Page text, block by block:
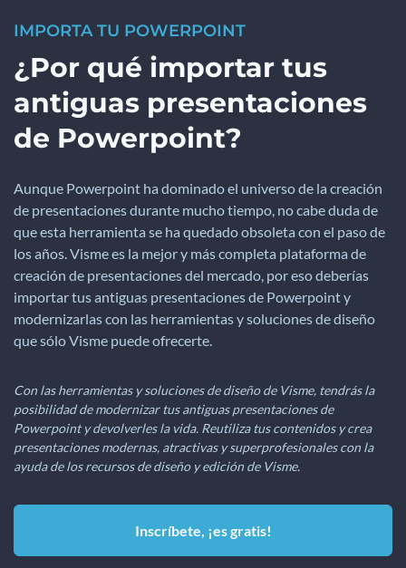
IMPORTA TU POWERPOINT
¿Por qué importar tus
antiguas presentaciones
de Powerpoint?
Aunque Powerpoint ha dominado el universo de la creación
de presentaciones durante mucho tiempo, no cabe duda de
que esta herramienta se ha quedado obsoleta con el paso de
los años. Visme es la mejor y más completa plataforma de
creación de presentaciones del mercado, por eso deberías
importar tus antiguas presentaciones de Powerpoint y
modernizarlas con las herramientas y soluciones de diseño
que sólo Visme puede ofrecerte.
Con las herramientas y soluciones de diseño de Visme, tendrás la
posibilidad de modernizar tus antiguas presentaciones de
Powerpoint y devolverles la vida. Reutiliza tus contenidos y crea
presentaciones modernas, atractivas y superprofesionales con la
ayuda de los recursos de diseño y edición de Visme.
Inscríbete, ¡es gratis!